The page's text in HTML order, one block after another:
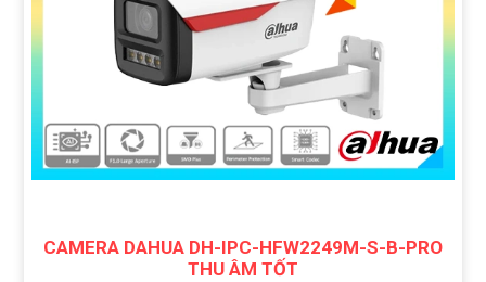
CAMERA DAHUA DH-IPC-HFW2249M-S-B-PRO
THU ÂM TỐT